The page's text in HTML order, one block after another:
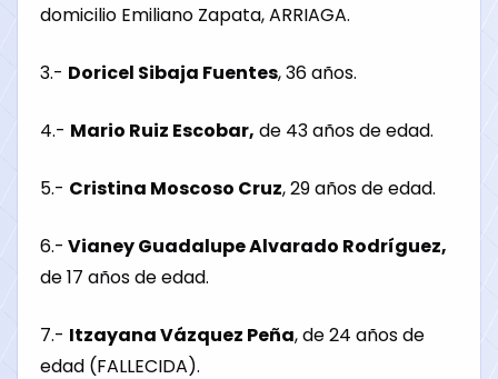
domicilio Emiliano Zapata, ARRIAGA.
3.- Doricel Sibaja Fuentes, 36 años.
4.- Mario Ruiz Escobar, de 43 años de edad.
5.- Cristina Moscoso Cruz, 29 años de edad.
6.- Vianey Guadalupe Alvarado Rodríguez,
de 17 años de edad.
7.- Itzayana Vázquez Peña, de 24 años de
edad (FALLECIDA).